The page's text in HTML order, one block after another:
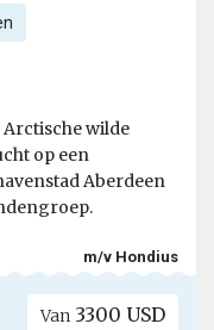
Arctische wilde
op een
Aberdeen
m/v Hondius
Van 3300 USD